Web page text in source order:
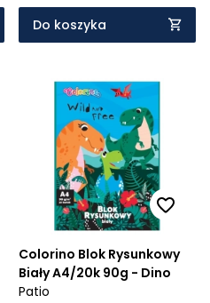
Do koszyka
Colorino Blok Rysunkowy
Biały A4/20k 90g - Dino
Patio